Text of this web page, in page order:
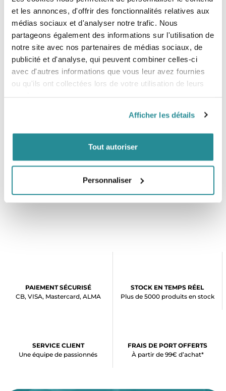
et les annonces, d'offrir des fonctionnalités relatives aux
médias sociaux et d'analyser notre trafic. Nous
partageons également des informations sur l'utilisation de
notre site avec nos partenaires de médias sociaux, de
publicité et d'analyse, qui peuvent combiner celles-ci
avec d'autres informations que vous leur avez fournies
ou qu'ils ont collectées lors de votre utilisation de leurs
Afficher les détails
Tout autoriser
Personnaliser
Construit pour résister aux rigueurs du voyage, le
qualité qui protègent votre matériel des chocs et des
éléments.
Design spacieux
Disponible en deux tailles - 145 × 45 cm et 165 × 48 cm - ce
sac offre la plus grande capacité de la gamme, ce qui le
rend idéal pour transporter plusieurs planches, kites et
Parfait pour les aventures en kitesurf, ce sac peut
de stockage de matériel.
PAIEMENT SÉCURISÉ
CB, VISA, Mastercard, ALMA
STOCK EN TEMPS RÉEL
Plus de 5000 produits en stock
SERVICE CLIENT
Une équipe de passionnés
FRAIS DE PORT OFFERTS
À partir de 99€ d’achat*